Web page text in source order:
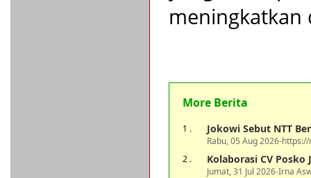
meningkatkan
More Berita
1 . Jokowi Sebut NTT
Rabu, 05 Aug 2026-
2 .
Kolaborasi CV Posko
Jumat, 31 Jul 2026-Irna